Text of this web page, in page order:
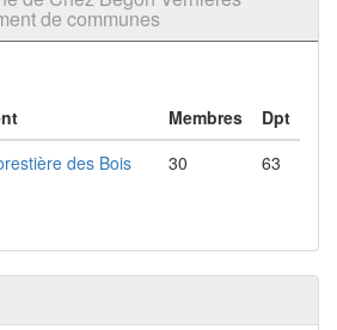
de communes
Membres
Dpt
des Bois
30 63